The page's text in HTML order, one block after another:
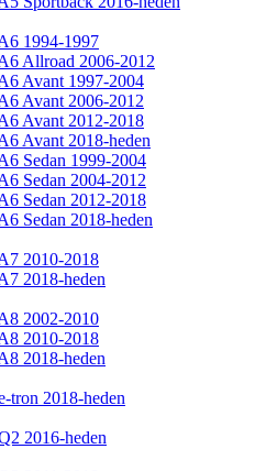
1994-1997
Allroad 2006-2012
Avant 1997-2004
Avant 2006-2012
Avant 2012-2018
Avant 2018-heden
Sedan 1999-2004
Sedan 2004-2012
Sedan 2012-2018
Sedan 2018-heden
2010-2018
2018-heden
2002-2010
2010-2018
2018-heden
tron 2018-heden
2016-heden